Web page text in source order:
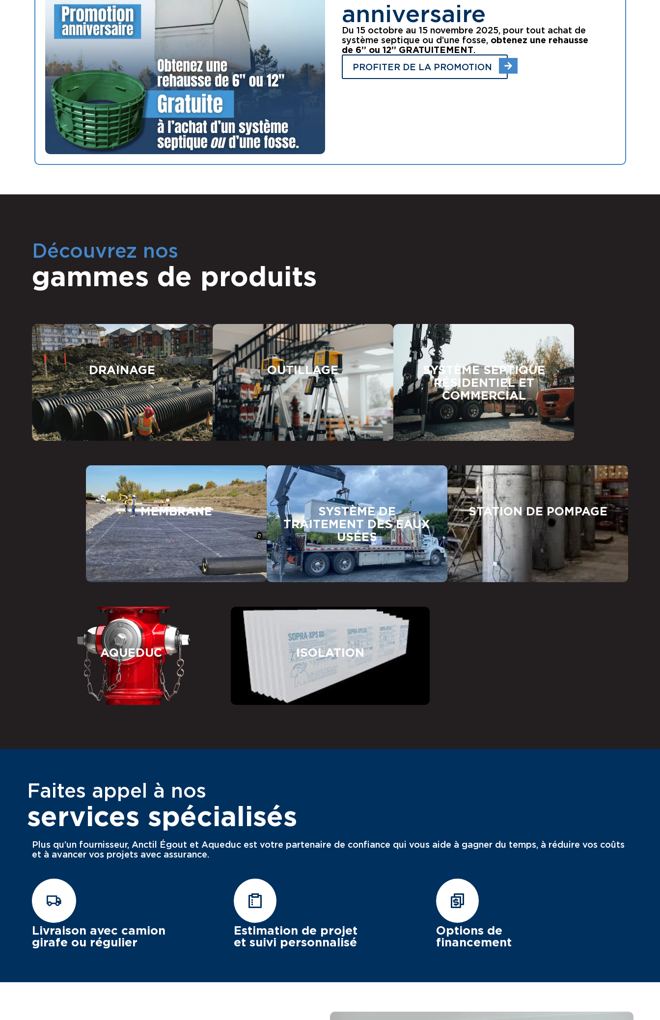
anniversaire
Du 15 octobre au 15 novembre 2025, pour tout achat de
système septique ou d’une fosse, obtenez une rehausse
de 6’’ ou 12’’ GRATUITEMENT.
PROFITER DE LA PROMOTION
Découvrez nos
gammes de produits
DRAINAGE OUTILLAGE
SYSTÈME SEPTIQUE
RÉSIDENTIEL ET
COMMERCIAL
MEMBRANE
SYSTÈME DE
TRAITEMENT DES EAUX
USÉES
STATION DE POMPAGE
AQUEDUC ISOLATION
Faites appel à nos
services spécialisés
Plus qu’un fournisseur, Anctil Égout et Aqueduc est votre partenaire de confiance qui vous aide à gagner du temps, à réduire vos coûts
et à avancer vos projets avec assurance.
Livraison avec camion
girafe ou régulier
Estimation de projet
et suivi personnalisé
Options de
financement